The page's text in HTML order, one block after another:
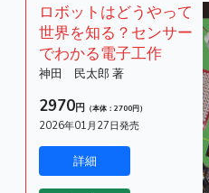
ロボットはどうやって
世界を知る？センサー
でわかる電子工作
神田 民太郎 著
2970円 （本体：2700円）
2026年01月27日発売